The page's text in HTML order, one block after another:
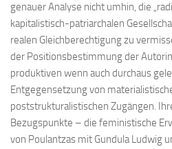
genauer Analyse nicht umhin, die
kapitalistisch-patriarchalen
realen Gleichberechtigung zu
der Positionsbestimmung der
produktiven wenn auch durchaus
Entgegensetzung von
poststrukturalistischen Zugängen.
Bezugspunkte – die feministische
von Poulantzas mit Gundula Ludwig